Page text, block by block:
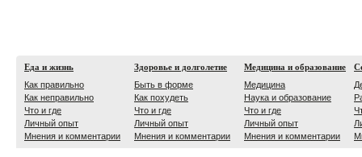
Еда и жизнь
Как правильно
Как неправильно
Что и где
Личный опыт
Мнения и комментарии
Здоровье и долголетие
Быть в форме
Как похудеть
Что и где
Личный опыт
Мнения и комментарии
Медицина и образование
Медицина
Наука и образование
Что и где
Личный опыт
Мнения и комментарии